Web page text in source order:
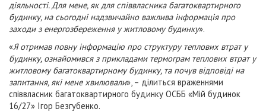
діяльності. Для мене, як для співвласника багатоквартирного
будинку, на сьогодні надзвичайно важлива інформація про
заходи з енергозбереження у житловому будинку».
«Я отримав повну інформацію про структуру теплових втрат у
будинку, ознайомився з прикладами термограм теплових втрат у
житловому багатоквартирному будинку, та почув відповіді на
запитання, які мене хвилювали», – ділиться враженнями
співвласник багатоквартирного будинку ОСББ «Мій будинок
16/27» Ігор Безгубенко.